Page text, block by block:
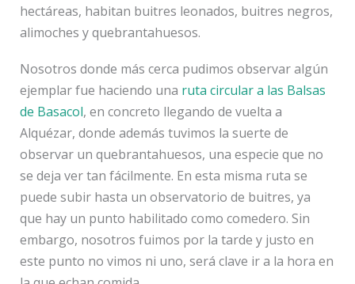
hectáreas, habitan buitres leonados, buitres negros,
alimoches y quebrantahuesos.
Nosotros donde más cerca pudimos observar algún
ejemplar fue haciendo una ruta circular a las Balsas
de Basacol, en concreto llegando de vuelta a
Alquézar, donde además tuvimos la suerte de
observar un quebrantahuesos, una especie que no
se deja ver tan fácilmente. En esta misma ruta se
puede subir hasta un observatorio de buitres, ya
que hay un punto habilitado como comedero. Sin
embargo, nosotros fuimos por la tarde y justo en
este punto no vimos ni uno, será clave ir a la hora en